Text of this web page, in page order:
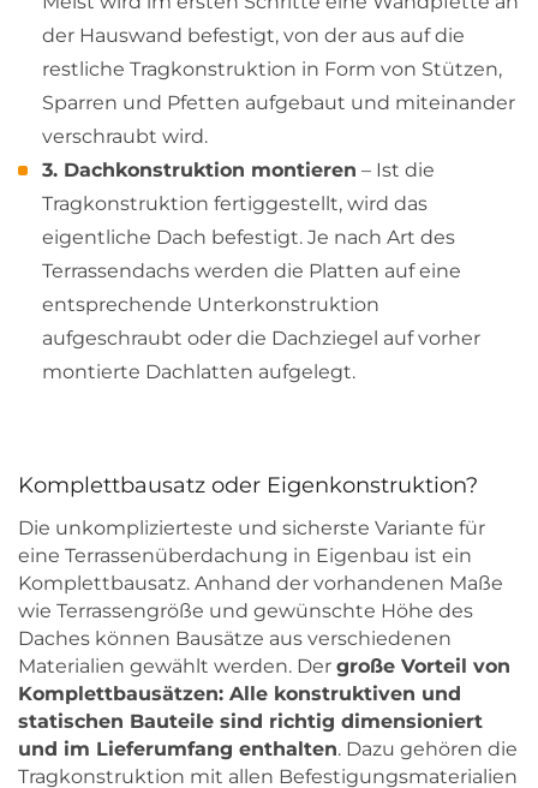
der Hauswand befestigt, von der aus auf die
restliche Tragkonstruktion in Form von Stützen,
Sparren und Pfetten aufgebaut und miteinander
verschraubt wird.
3. Dachkonstruktion montieren – Ist die
Tragkonstruktion fertiggestellt, wird das
eigentliche Dach befestigt. Je nach Art des
Terrassendachs werden die Platten auf eine
entsprechende Unterkonstruktion
aufgeschraubt oder die Dachziegel auf vorher
montierte Dachlatten aufgelegt.
Komplettbausatz oder Eigenkonstruktion?
Die unkomplizierteste und sicherste Variante für
eine Terrassenüberdachung in Eigenbau ist ein
Komplettbausatz. Anhand der vorhandenen Maße
wie Terrassengröße und gewünschte Höhe des
Daches können Bausätze aus verschiedenen
Materialien gewählt werden. Der große Vorteil von
Komplettbausätzen: Alle konstruktiven und
statischen Bauteile sind richtig dimensioniert
und im Lieferumfang enthalten. Dazu gehören die
Tragkonstruktion mit allen Befestigungsmaterialien